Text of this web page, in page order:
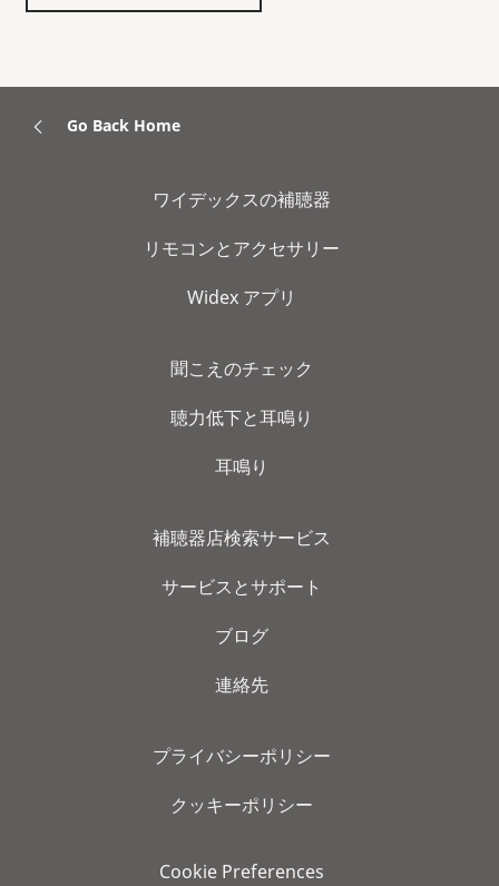
Go Back Home
ワイデックスの補聴器
リモコンとアクセサリー
Widex アプリ
聞こえのチェック
聴力低下と耳鳴り
耳鳴り
補聴器店検索サービス
サービスとサポート
ブログ
連絡先
プライバシーポリシー
クッキーポリシー
Cookie Preferences